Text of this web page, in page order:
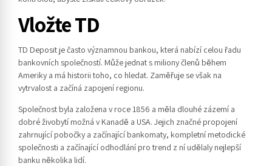
Vložte TD
TD Deposit je často významnou bankou, která nabízí celou řadu
bankovních společností. Může jednat s miliony členů během
Ameriky a má historii toho, co hledat. Zaměřuje se však na
vytrvalost a začíná zapojení regionu.
Společnost byla založena v roce 1856 a měla dlouhé zázemí a
dobré živobytí možná v Kanadě a USA. Jejich značné propojení
zahrnující pobočky a začínající bankomaty, kompletní metodické
společnosti a začínající odhodlání pro trend z ní udělaly nejlepší
banku několika lidí.